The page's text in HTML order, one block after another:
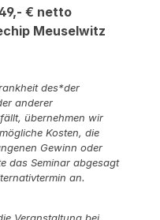
€ netto
Meuselwitz
des*der
anderer
übernehmen wir
Kosten, die
Gewinn oder
das Seminar abgesagt
an.
Veranstaltung bei